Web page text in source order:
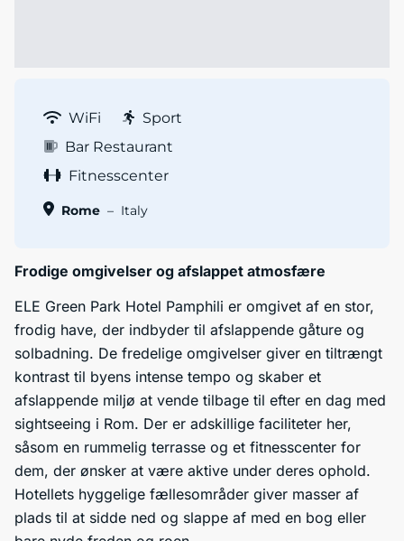
WiFi
Sport
Bar Restaurant
Fitnesscenter
Rome – Italy
Frodige omgivelser og afslappet atmosfære
ELE Green Park Hotel Pamphili er omgivet af en stor,
frodig have, der indbyder til afslappende gåture og
solbadning. De fredelige omgivelser giver en tiltrængt
kontrast til byens intense tempo og skaber et
afslappende miljø at vende tilbage til efter en dag med
sightseeing i Rom. Der er adskillige faciliteter her,
såsom en rummelig terrasse og et fitnesscenter for
dem, der ønsker at være aktive under deres ophold.
Hotellets hyggelige fællesområder giver masser af
plads til at sidde ned og slappe af med en bog eller